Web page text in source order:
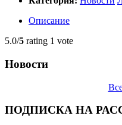
Описание
5.0/5 rating 1 vote
Новости
ПОДПИСКА НА